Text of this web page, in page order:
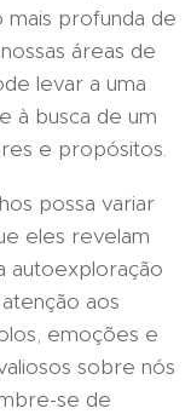
profunda de
áreas de
levar a uma
à busca de um
e propósitos.
possa variar
eles revelam
autoexploração
aos
emoções e
sobre nós
se de